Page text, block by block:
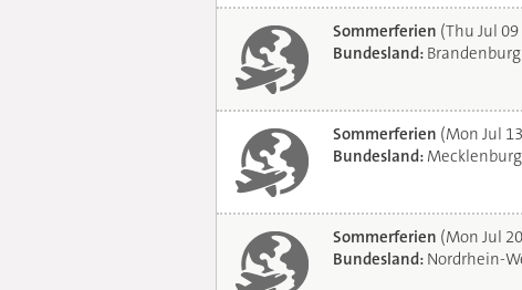
Sommerferien (Thu Jul 09
Bundesland: Brandenburg
Sommerferien (Mon Jul
Bundesland:
Sommerferien (Mon Jul
Bundesland: Nordrhein-